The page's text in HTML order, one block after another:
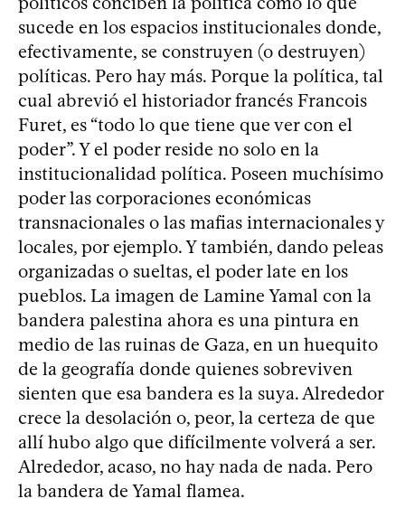
sucede en los espacios institucionales donde,
efectivamente, se construyen (o destruyen)
políticas. Pero hay más. Porque la política, tal
cual abrevió el historiador francés Francois
Furet, es “todo lo que tiene que ver con el
poder”. Y el poder reside no solo en la
institucionalidad política. Poseen muchísimo
poder las corporaciones económicas
transnacionales o las mafias internacionales y
locales, por ejemplo. Y también, dando peleas
organizadas o sueltas, el poder late en los
pueblos. La imagen de Lamine Yamal con la
bandera palestina ahora es una pintura en
medio de las ruinas de Gaza, en un huequito
de la geografía donde quienes sobreviven
sienten que esa bandera es la suya. Alrededor
crece la desolación o, peor, la certeza de que
allí hubo algo que difícilmente volverá a ser.
Alrededor, acaso, no hay nada de nada. Pero
la bandera de Yamal flamea.